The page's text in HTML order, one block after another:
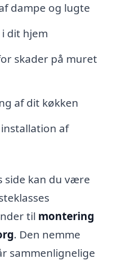
dampe og lugte
dit hjem
skader på muret
af dit køkken
af
side kan du være
til montering
. Den nemme
sammenlignelige